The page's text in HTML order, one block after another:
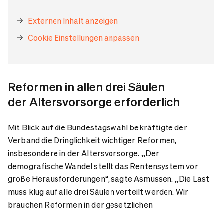
Externen Inhalt anzeigen
Cookie Einstellungen anpassen
Reformen in allen drei Säulen
der Altersvorsorge erforderlich
Mit Blick auf die Bundestagswahl bekräftigte der
Verband die Dringlichkeit wichtiger Reformen,
insbesondere in der Altersvorsorge. „Der
demografische Wandel stellt das Rentensystem vor
große Herausforderungen“, sagte Asmussen. „Die Last
muss klug auf alle drei Säulen verteilt werden. Wir
brauchen Reformen in der gesetzlichen